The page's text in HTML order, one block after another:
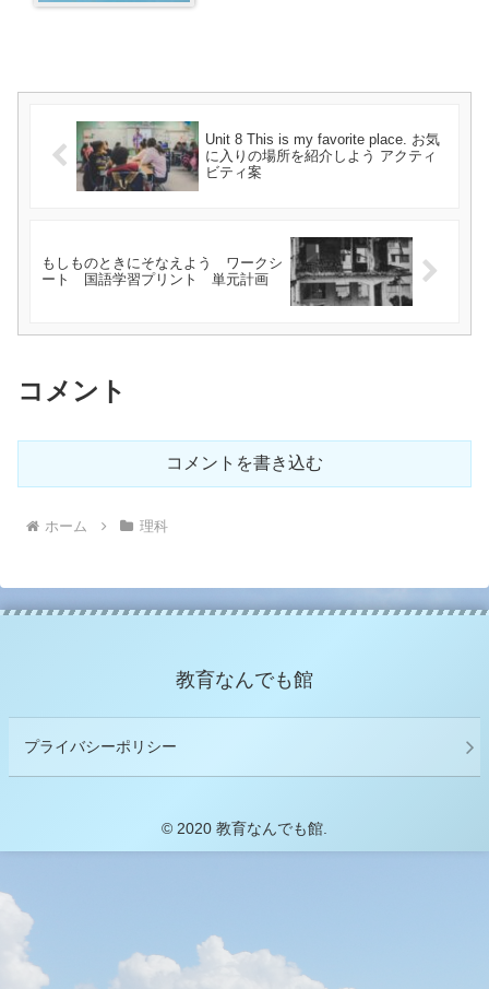
Unit 8 This is my favorite place. お気
に入りの場所を紹介しよう アクティ
ビティ案
もしものときにそなえよう ワークシ
ート 国語学習プリント 単元計画
コメント
コメントを書き込む
ホーム 理科
教育なんでも館
プライバシーポリシー
© 2020 教育なんでも館.